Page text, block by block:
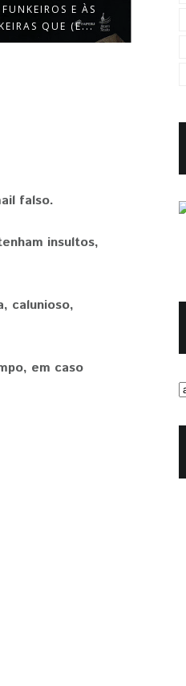
falso.
insultos,
calunioso,
em caso